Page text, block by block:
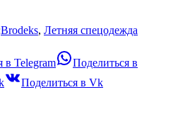
Brodeks, Летняя спецодежда
в Telegram
Поделиться в
Поделиться в Vk